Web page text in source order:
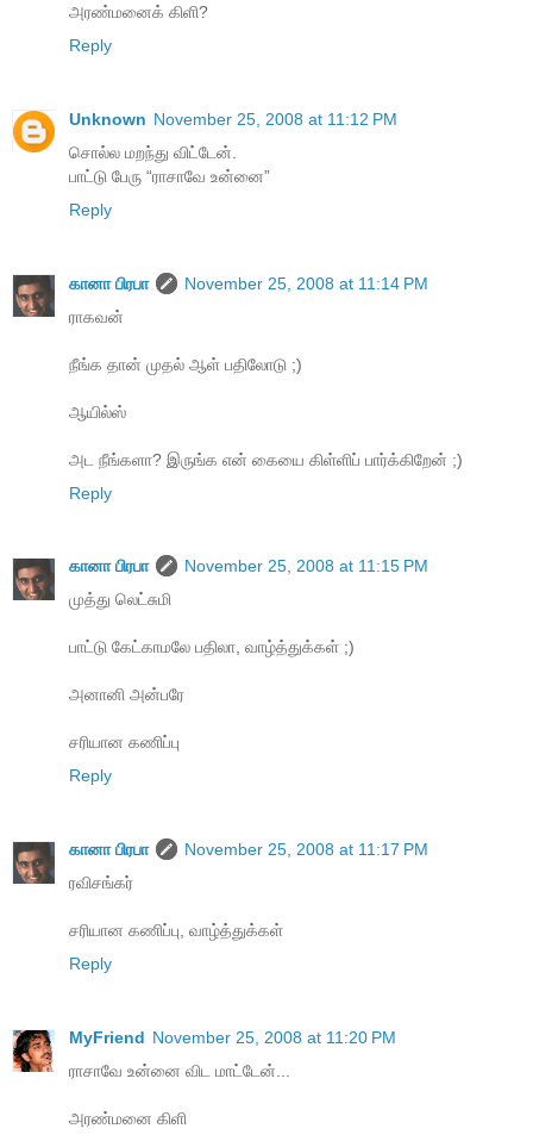
அரண்மனைக் கிளி?
Reply
Unknown November 25, 2008 at 11:12 PM
சொல்ல மறந்து விட்டேன்.
பாட்டு பேரு “ராசாவே உன்னை”
Reply
கானா பிரபா
November 25, 2008 at 11:14 PM
ராகவன்
நீங்க தான் முதல் ஆள் பதிலோடு ;)
ஆயில்ஸ்
அட நீங்களா? இருங்க என் கையை கிள்ளிப் பார்க்கிறேன் ;)
Reply
கானா பிரபா
November 25, 2008 at 11:15 PM
முத்து லெட்சுமி
பாட்டு கேட்காமலே பதிலா, வாழ்த்துக்கள் ;)
அனானி அன்பரே
சரியான கணிப்பு
Reply
கானா பிரபா
November 25, 2008 at 11:17 PM
ரவிசங்கர்
சரியான கணிப்பு, வாழ்த்துக்கள்
Reply
MyFriend November 25, 2008 at 11:20 PM
ராசாவே உன்னை விட மாட்டேன்...
அரண்மனை கிளி